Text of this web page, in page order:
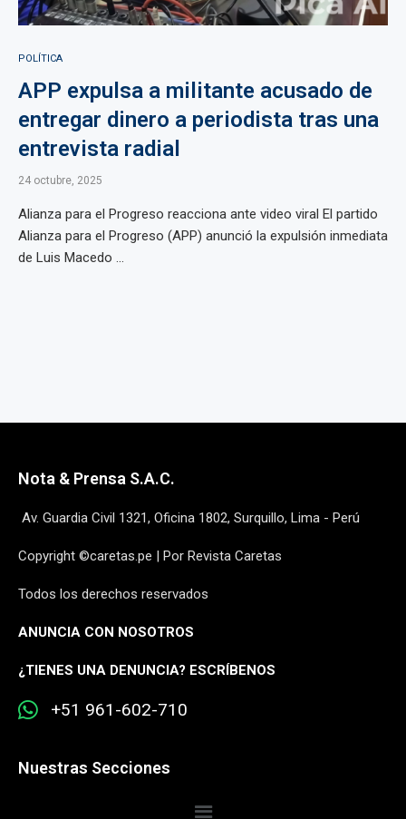
POLÍTICA
APP expulsa a militante acusado de
entregar dinero a periodista tras una
entrevista radial
24 octubre, 2025
Alianza para el Progreso reacciona ante video viral El partido
Alianza para el Progreso (APP) anunció la expulsión inmediata
de Luis Macedo ...
Nota & Prensa S.A.C.
Av. Guardia Civil 1321, Oficina 1802, Surquillo, Lima - Perú
Copyright ©caretas.pe | Por Revista Caretas
Todos los derechos reservados
ANUNCIA CON NOSOTROS
¿TIENES UNA DENUNCIA? ESCRÍBENOS
+51 961-602-710
Nuestras Secciones